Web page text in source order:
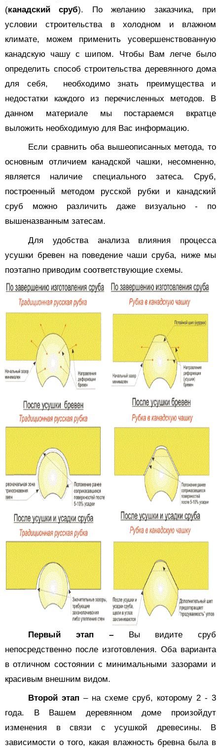
(канадский сруб). По желанию заказчика, при
условии строительства в холодном и влажном
климате, можем применить усовершенствованную
канадскую чашу с шипом. Чтобы Вам легче было
определить способ строительства деревянного дома
для себя,
необходимо знать преимущества и
недостатки каждого из перечисленных методов. В
данном материале мы постараемся вкратце
выложить необходимую для Вас информацию.
Если сравнить оба вышеописанных метода, то
основным отличием канадской чашки, несомненно,
является наличие специального затеса. Сруб,
построенный методом русской рубки и канадский
сруб можно различить даже визуально - по
вышеназванным затесам.
Для удобства анализа влияния процесса
усушки бревен на поведение чаши сруба, ниже мы
поэтапно приводим соответствующие схемы.
Первый этап – Вы видите сруб
непосредственно после изготовления. Оба варианта
в отличном состоянии с минимальными зазорами и
красивым внешним видом.
Второй этап – на схеме сруб, которому 2 - 3
года. В Вашем деревянном доме произойдут
изменения в связи с усушкой древесины. В
зависимости о того, какая влажность бревна была в